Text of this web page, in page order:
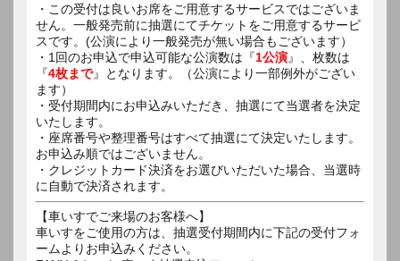
・この受付は良いお席をご用意するサービスではございま
せん。一般発売前に抽選にてチケットをご用意するサービ
スです。(公演により一般発売が無い場合もございます）
・1回のお申込で申込可能な公演数は『1公演』、枚数は
『4枚まで』となります。（公演により一部例外がござい
ます）
・受付期間内にお申込みいただき、抽選にて当選者を決定
いたします。
・座席番号や整理番号はすべて抽選にて決定いたします。
お申込み順ではございません。
・クレジットカード決済をお選びいただいた場合、当選時
に自動で決済されます。
【車いすでご来場のお客様へ】
車いすをご使用の方は、抽選受付期間内に下記の受付フォ
ームよりお申込みください。